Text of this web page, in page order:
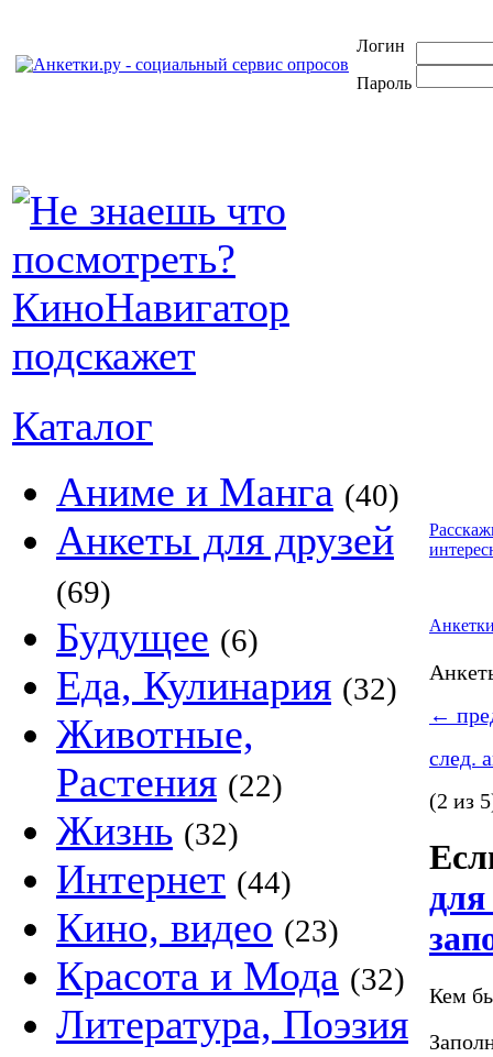
Логин
Пароль
Каталог
Аниме и Манга (40)
Анкеты для друзей
(69)
Будущее (6)
Еда, Кулинария (32)
Животные,
Растения (22)
Жизнь (32)
Интернет (44)
Кино, видео (23)
Красота и Мода (32)
Литература, Поэзия
←
след.
(2 из
для
Кем